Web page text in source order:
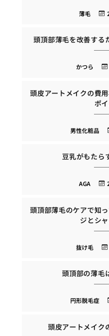
薄毛
頭頂部薄毛を改善する
かつら
頭皮アートメイクの費
ポ
男性化粧品
豆乳がもたら
AGA
頭頂部薄毛のケアで知
ジとシ
抜け毛
頭頂部の薄毛
円形脱毛症
頭皮アートメイク